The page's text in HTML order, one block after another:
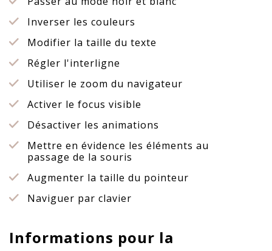
Inverser les couleurs
Modifier la taille du texte
Régler l'interligne
Utiliser le zoom du navigateur
Activer le focus visible
Désactiver les animations
Mettre en évidence les éléments au
passage de la souris
Augmenter la taille du pointeur
Naviguer par clavier
Informations pour la